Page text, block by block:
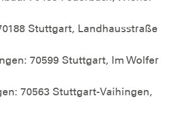
Stuttgart, Landhausstraße
70599 Stuttgart, Im Wolfer
70563 Stuttgart-Vaihingen,